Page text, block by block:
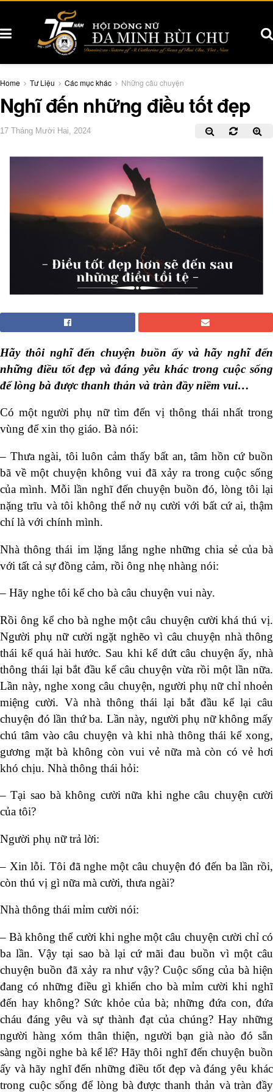
Home Tư Liệu Các mục khác Những câu chuyện
Nghĩ đến những điều tốt đẹp
17 Tháng Mười Hai, 2024
Hãy thôi nghĩ đến chuyện buồn ấy và hãy nghĩ đến
những điều tốt đẹp và đáng yêu khác trong cuộc sống
để lòng bà được thanh thản và tràn đầy niềm vui…
Có một người phụ nữ tìm đến vị thông thái nhất trong
vùng để xin thọ giáo. Bà nói:
– Thưa ngài, tôi luôn cảm thấy bất an, tâm hồn cứ buồn
bã về một chuyện không vui đã xảy ra trong cuộc sống
của mình. Mỗi lần nghĩ đến chuyện buồn đó, lòng tôi lại
nặng trĩu và tôi không thể nở nụ cười với bất cứ ai, thậm
chí là với chính mình.
Nhà thông thái im lặng lắng nghe những chia sẻ của bà
với tất cả sự đồng cảm, rồi ông nhẹ nhàng nói:
– Hãy nghe tôi kể cho bà câu chuyện vui này.
Rồi ông kể cho bà nghe một câu chuyện cười khá thú vị.
Người phụ nữ cười ngặt nghẽo vì câu chuyện nhà thông
thái kể quá hài hước. Sau khi kể dứt câu chuyện ấy, nhà
thông thái lại bắt đầu kể câu chuyện vừa rồi một lần nữa.
Lần này, nghe xong câu chuyện, người phụ nữ chỉ nhoẻn
miệng cười. Và nhà thông thái lại bắt đầu kể lại câu
chuyện đó lần thứ ba. Lần này, người phụ nữ không mấy
chú tâm vào câu chuyện và khi nhà thông thái kể xong,
gương mặt bà không còn vui vẻ nữa mà còn có vẻ hơi
khó chịu. Nhà thông thái hỏi:
– Tại sao bà không cười nữa khi nghe câu chuyện cười
của tôi?
Người phụ nữ trả lời:
– Xin lỗi. Tôi đã nghe một câu chuyện đó đến ba lần rồi,
còn thú vị gì nữa mà cười, thưa ngài?
Nhà thông thái mỉm cười nói:
– Bà không thể cười khi nghe một câu chuyện cười chỉ có
ba lần. Vậy tại sao bà lại cứ mãi đau buồn vì một câu
chuyện buồn đã xảy ra như vậy? Cuộc sống của bà hiện
đang có những điều gì khiến cho bà mỉm cười khi nghĩ
đến hay không? Sức khỏe của bà; những đứa con, đứa
cháu đáng yêu và sự thành đạt của chúng? Hay những
người hàng xóm thân thiện, người bạn già nào đó sẵn
sàng ngồi nghe bà kể lể? Hãy thôi nghĩ đến chuyện buồn
ấy và hãy nghĩ đến những điều tốt đẹp và đáng yêu khác
trong cuộc sống để lòng bà được thanh thản và tràn đầy